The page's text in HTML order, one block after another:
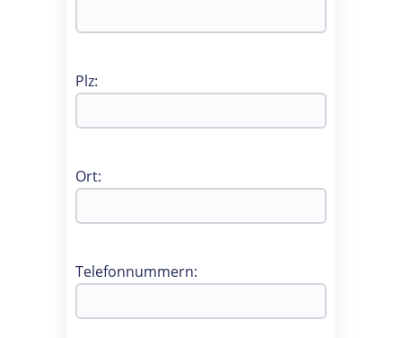
Plz:
Ort:
Telefonnummern: